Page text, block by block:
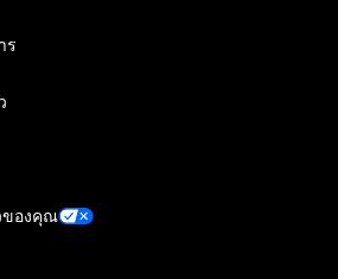
ร
ของคุณ